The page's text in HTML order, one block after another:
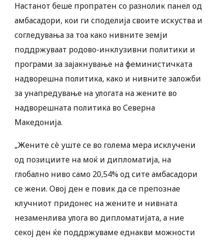
Настанот беше пропратен со разнолик панел од
амбасадори, кои ги споделија своите искуства и
согледувања за тоа како нивните земји
поддржуваат родово-инклузивни политики и
програми за зајакнување на феминистичката
надворешна политика, како и нивните заложби
за унапредување на улогата на жените во
надворешната политика во Северна
Македонија.
„Жените сè уште се во голема мера исклучени
од позициите на моќ и дипломатија, на
глобално ниво само 20,54% од сите амбасадори
се жени. Овој ден е повик да се препознае
клучниот придонес на жените и нивната
незаменлива улога во дипломатијата, а ние
секој ден ќе поддржуваме еднакви можности